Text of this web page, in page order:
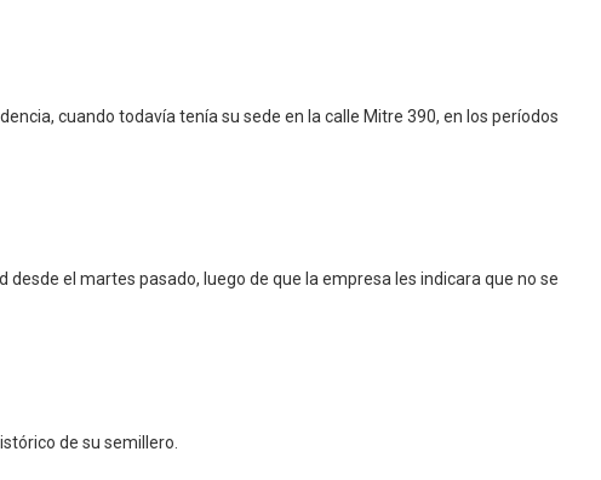
cuando todavía tenía su sede en la calle Mitre 390, en los períodos
el martes pasado, luego de que la empresa les indicara que no se
de su semillero.